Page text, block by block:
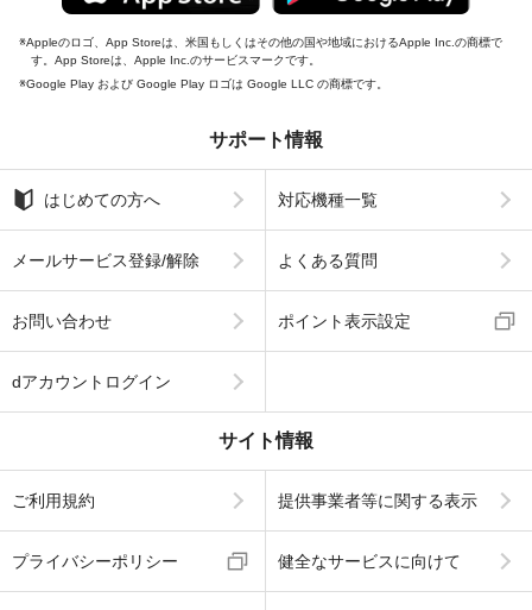
Appleのロゴ、App Storeは、米国もしくはその他の国や地域におけるApple Inc.の商標で
す。App Storeは、Apple Inc.のサービスマークです。
Google Play および Google Play ロゴは Google LLC の商標です。
サポート情報
はじめての方へ 対応機種一覧
メールサービス登録/解除 よくある質問
お問い合わせ ポイント表示設定
dアカウントログイン
サイト情報
ご利用規約 提供事業者等に関する表示
プライバシーポリシー 健全なサービスに向けて